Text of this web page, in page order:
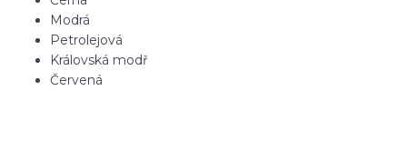
Modrá
Petrolejová
Královská modř
Červená